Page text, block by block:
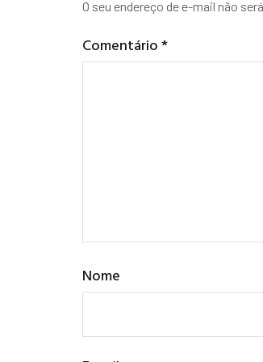
O seu endereço de e-mail não
Comentário*
Nome